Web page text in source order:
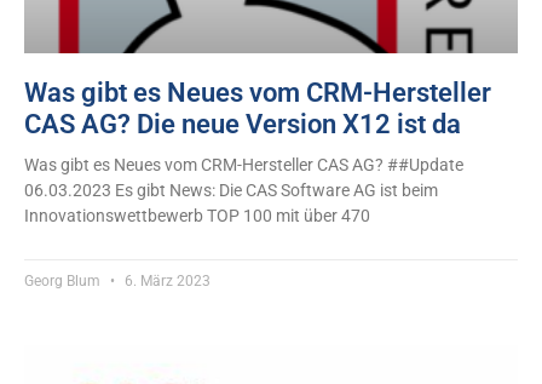
Was gibt es Neues vom CRM-Hersteller
CAS AG? Die neue Version X12 ist da
Was gibt es Neues vom CRM-Hersteller CAS AG? ##Update
06.03.2023 Es gibt News: Die CAS Software AG ist beim
Innovationswettbewerb TOP 100 mit über 470
Georg Blum 6. März 2023